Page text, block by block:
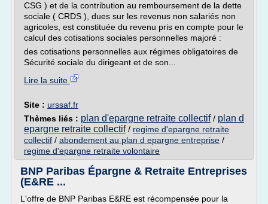
CSG ) et de la contribution au remboursement de la dette
sociale ( CRDS ), dues sur les revenus non salariés non
agricoles, est constituée du revenu pris en compte pour le
calcul des cotisations sociales personnelles majoré :
des cotisations personnelles aux régimes obligatoires de
Sécurité sociale du dirigeant et de son...
Lire la suite
Site : urssaf.fr
Thèmes liés : plan d'epargne retraite collectif/ plan d
epargne retraite collectif/ regime d'epargne retraite
collectif / abondement au plan d epargne entreprise /
regime d'epargne retraite volontaire
BNP Paribas Épargne & Retraite Entreprises
(E&RE ...
L'offre de BNP Paribas E&RE est récompensée pour la